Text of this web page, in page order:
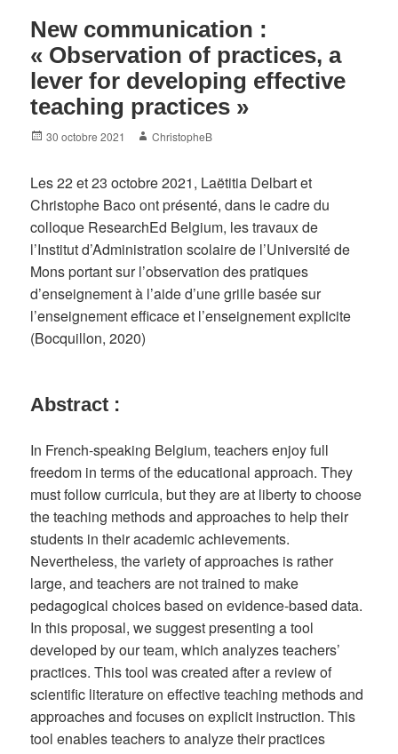
New communication :
« Observation of practices, a
lever for developing effective
teaching practices »
Posted
30 octobre 2021 Author
ChristopheB
Les 22 et 23 octobre 2021, Laëtitia Delbart et
Christophe Baco ont présenté, dans le cadre du
colloque ResearchEd Belgium, les travaux de
l’Institut d’Administration scolaire de l’Université de
Mons portant sur l’observation des pratiques
d’enseignement à l’aide d’une grille basée sur
l’enseignement efficace et l’enseignement explicite
(Bocquillon, 2020)
Abstract :
In French-speaking Belgium, teachers enjoy full
freedom in terms of the educational approach. They
must follow curricula, but they are at liberty to choose
the teaching methods and approaches to help their
students in their academic achievements.
Nevertheless, the variety of approaches is rather
large, and teachers are not trained to make
pedagogical choices based on evidence-based data.
In this proposal, we suggest presenting a tool
developed by our team, which analyzes teachers’
practices. This tool was created after a review of
scientific literature on effective teaching methods and
approaches and focuses on explicit instruction. This
tool enables teachers to analyze their practices